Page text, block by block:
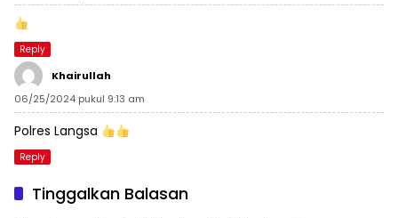
Reply
Khairullah
06/25/2024 pukul 9:13 am
Polres Langsa
Reply
Tinggalkan Balasan